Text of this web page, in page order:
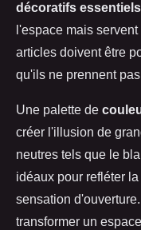
décoratifs essentiels
l'espace mais
articles doivent être
qu'ils ne prennent
Une palette de
créer l'illusion de
neutres tels que le
idéaux pour refléter
sensation
transformer un